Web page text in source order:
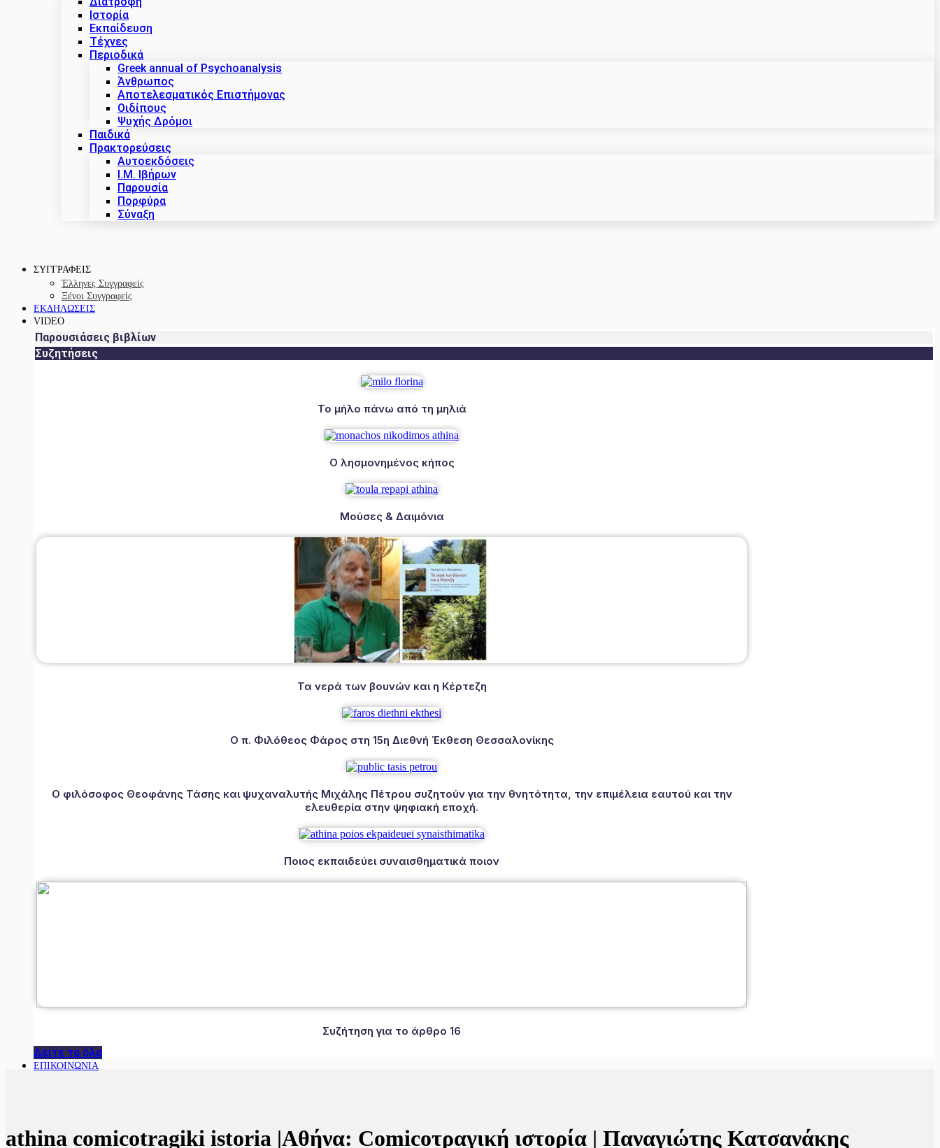
Ιστορία
Εκπαίδευση
Τέχνες
Περιοδικά
Greek annual of Psychoanalysis
Άνθρωπος
Αποτελεσματικός Επιστήμονας
Οιδίπους
Ψυχής Δρόμοι
Παιδικά
Πρακτoρεύσεις
Αυτοεκδόσεις
Ι.Μ. Ιβήρων
Παρουσία
Πορφύρα
Σύναξη
ΣΥΓΓΡΑΦΕΙΣ
Έλληνες Συγγραφείς
Ξένοι Συγγραφείς
ΕΚΔΗΛΩΣΕΙΣ
VIDEO
Παρουσιάσεις βιβλίων
Συζητήσεις
Το μήλο πάνω από τη μηλιά
Ο λησμονημένος κήπος
Μούσες & Δαιμόνια
Τα νερά των βουνών και η Κέρτεζη
Ο π. Φιλόθεος Φάρος στη 15η Διεθνή Έκθεση Θεσσαλονίκης
Ο φιλόσοφος Θεοφάνης Τάσης και ψυχαναλυτής Μιχάλης Πέτρου συζητούν για την θνητότητα, την επιμέλεια εαυτού και την
ελευθερία στην ψηφιακή εποχή.
Ποιος εκπαιδεύει συναισθηματικά ποιον
Συζήτηση για το άρθρο 16
Δείτε τα όλα
ΕΠΙΚΟΙΝΩΝΙΑ
athina comicotragiki istoria |Αθήνα: Comicoτραγική ιστορία | Παναγιώτης Κατσανάκης